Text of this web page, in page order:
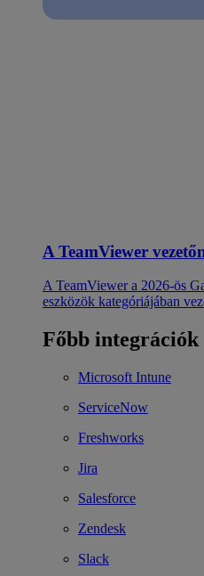
A TeamViewer
A TeamViewer a 2026-ös
eszközök kategóriájában
Főbb integrációk
Microsoft Intune
ServiceNow
Freshworks
Jira
Salesforce
Zendesk
Slack